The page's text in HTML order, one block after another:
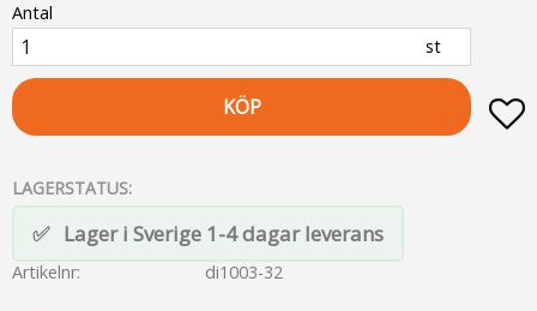
Antal
st
KÖP
LAGERSTATUS
Lager i Sverige 1-4 dagar leverans
Artikelnr di1003-32